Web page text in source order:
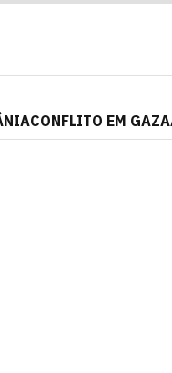
CONFLITO EM GAZA